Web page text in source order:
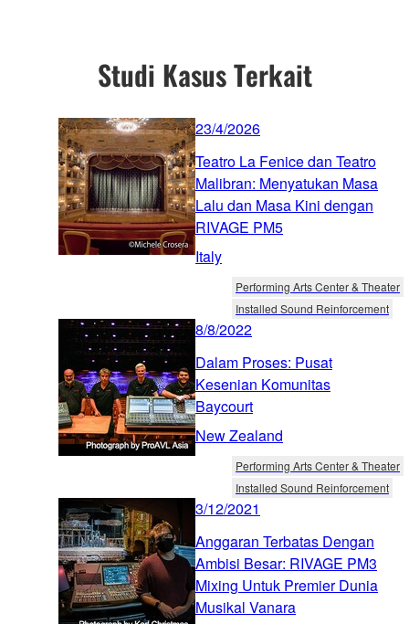
Studi Kasus Terkait
23/4/2026
Teatro La Fenice dan Teatro
Malibran: Menyatukan Masa
Lalu dan Masa Kini dengan
RIVAGE PM5
Italy
Performing Arts Center & Theater
Installed Sound Reinforcement
8/8/2022
Dalam Proses: Pusat
Kesenian Komunitas
Baycourt
New Zealand
Performing Arts Center & Theater
Installed Sound Reinforcement
3/12/2021
Anggaran Terbatas Dengan
Ambisi Besar: RIVAGE PM3
Mixing Untuk Premier Dunia
Musikal Vanara